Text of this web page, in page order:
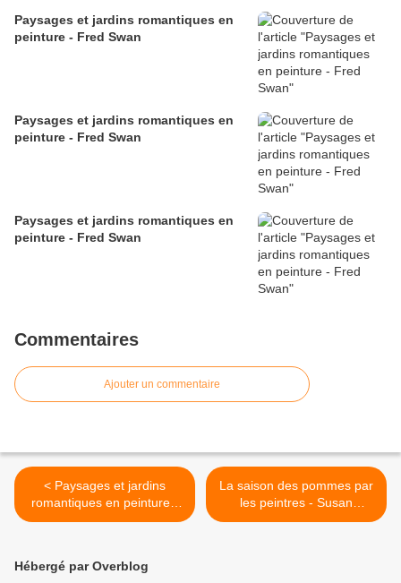
Paysages et jardins romantiques en
peinture - Fred Swan
Paysages et jardins romantiques en
peinture - Fred Swan
Paysages et jardins romantiques en
peinture - Fred Swan
Commentaires
Ajouter un commentaire
< Paysages et jardins
romantiques en peinture -
Didier Watrin
La saison des pommes par
les peintres - Susan
Elizabeth Jones - pomme >
Hébergé par Overblog